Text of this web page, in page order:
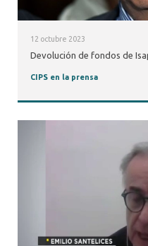
12 octubre 2023
Devolución de fondos de
CIPS en la prensa